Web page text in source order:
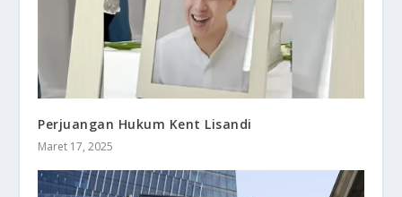
Perjuangan Hukum Kent Lisandi
Maret 17, 2025